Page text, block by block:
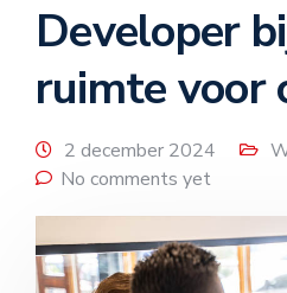
Developer
ruimte voor
2 december 2024
No comments yet